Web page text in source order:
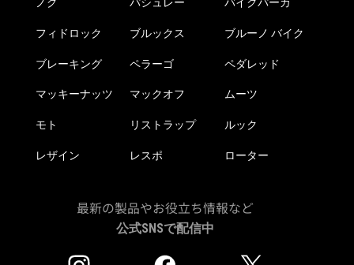
ノグ パシュレー バイクパーカ
フィドロック ブルックス ブルーノ バイク
ブレーキング ペラーゴ ペダレッド
マッキーナッツ マックオフ ムーツ
モト リストラップ ルック
レザイン レスポ ローター
最新の製品やお役立ち情報など
公式SNSで配信中